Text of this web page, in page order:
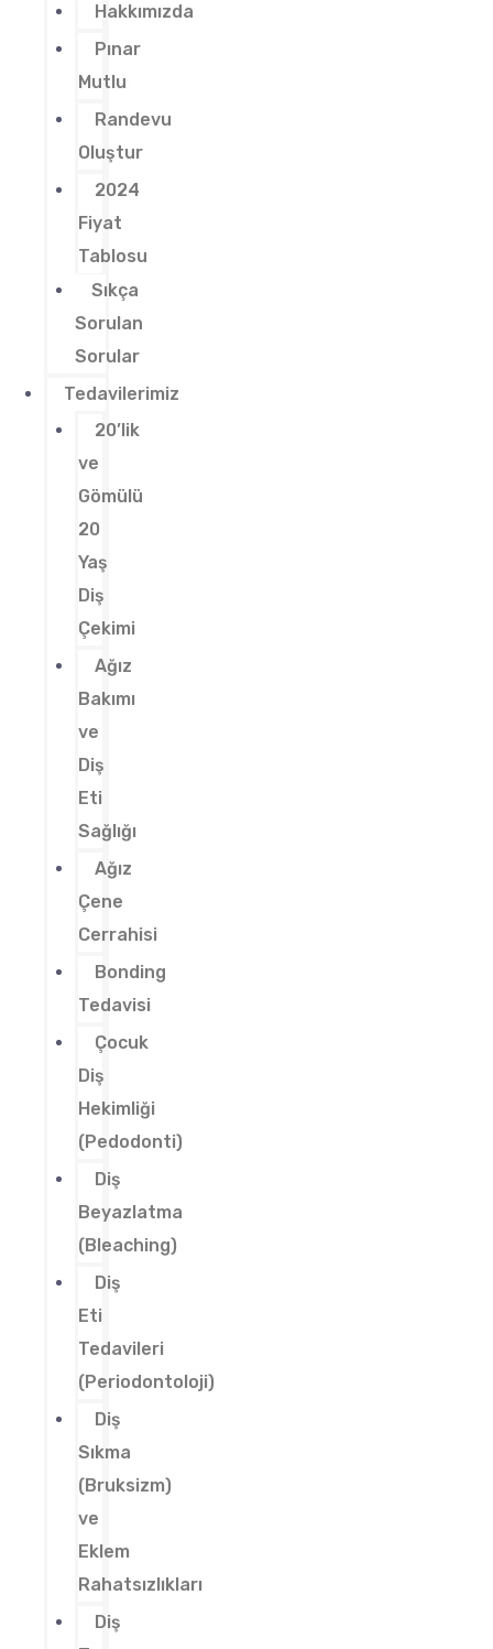
Hakkımızda
Pınar
Mutlu
Randevu
Oluştur
2024
Fiyat
Tablosu
Sıkça
Sorulan
Sorular
Tedavilerimiz
20’lik
ve
Gömülü
20
Yaş
Diş
Çekimi
Ağız
Bakımı
ve
Diş
Eti
Sağlığı
Ağız
Çene
Cerrahisi
Bonding
Tedavisi
Çocuk
Diş
Hekimliği
(Pedodonti)
Diş
Beyazlatma
(Bleaching)
Diş
Eti
Tedavileri
(Periodontoloji)
Diş
Sıkma
(Bruksizm)
ve
Eklem
Rahatsızlıkları
Diş